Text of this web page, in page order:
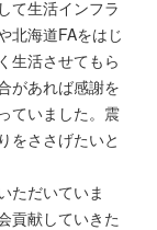
て生活インフラ
北海道FAをはじ
生活させてもら
があれば感謝を
ていました。震
をささげたいと
ただいていま
貢献していきた